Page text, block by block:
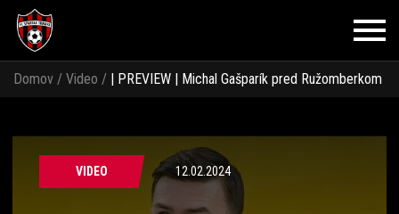
Domov / Video / | PREVIEW | Michal Gašparík pred Ružomberkom
VIDEO 12.02.2024